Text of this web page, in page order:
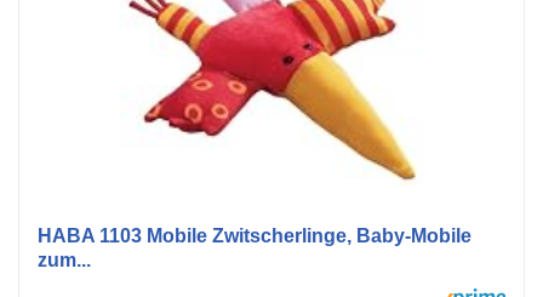
HABA 1103 Mobile Zwitscherlinge, Baby-Mobile
zum...